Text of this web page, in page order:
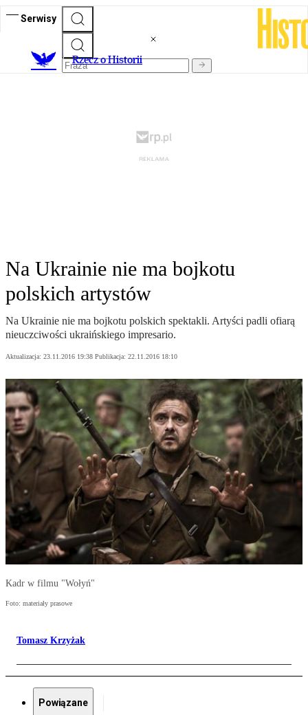
Serwisy
Rzecz o Historii
Na Ukrainie nie ma bojkotu
polskich artystów
Na Ukrainie nie ma bojkotu polskich spektakli. Artyści padli ofiarą
nieuczciwości ukraińskiego impresario.
Aktualizacja: 23.11.2016 19:38 Publikacja: 22.11.2016 18:10
Kadr w filmu "Wołyń"
Foto: materiały prasowe
Tomasz Krzyżak
Powiązane